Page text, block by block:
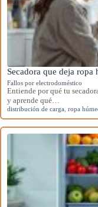
Secadora que deja ropa
Fallos por electrodoméstico
Entiende por qué tu
y aprende qué…
distribución de carga ropa